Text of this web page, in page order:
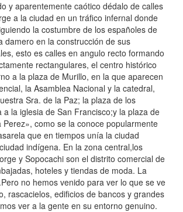
y aparentemente caótico dédalo de calles
a la ciudad en un tráfico infernal donde
la costumbre de los españoles de
damero en la construcción de sus
esto es calles en angulo recto formando
rectangulares, el centro histórico
a la plaza de Murillo, en la que aparecen
la Asamblea Nacional y la catedral,
Sra. de la Paz; la plaza de los
a la iglesia de San Francisco;y la plaza de
Perez», como se la conoce popularmente
que en tiempos unía la ciudad
indígena. En la zona central,los
y Sopocachi son el distrito comercial de
hoteles y tiendas de moda. La
no hemos venido para ver lo que se ve
rascacielos, edificios de bancos y grandes
ver a la gente en su entorno genuino.